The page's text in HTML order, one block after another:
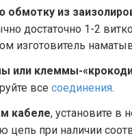
из
достаточно 1-2
изготовитель
или клеммы-
все соединения.
кабеле, установите в
при наличии